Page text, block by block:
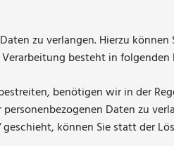
zu verlangen. Hierzu
besteht in folgenden
benötigen wir in der
Daten zu
können Sie statt der